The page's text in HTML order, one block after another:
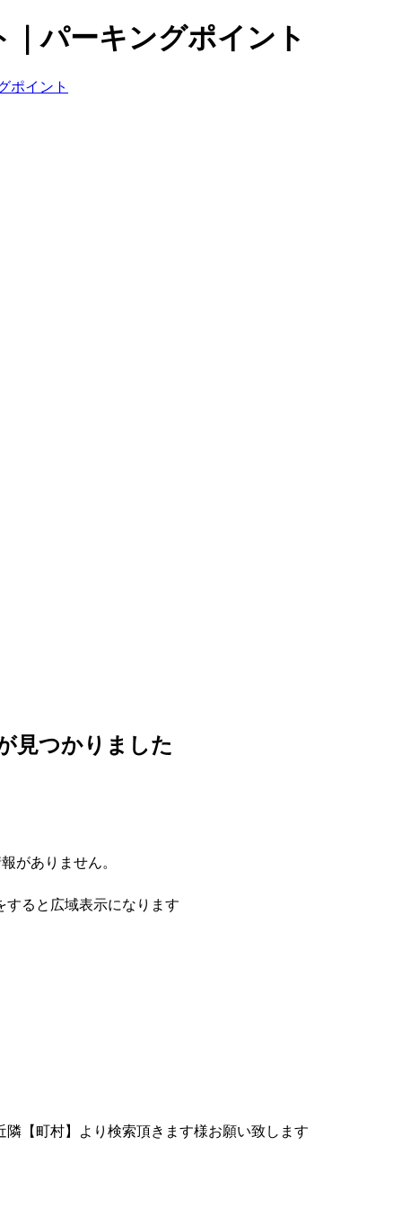
パーキングポイント
ポイント
見つかりました
がありません。
ると広域表示になります
【町村】より検索頂きます様お願い致します